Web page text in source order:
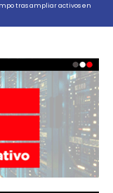
tras ampliar activos en